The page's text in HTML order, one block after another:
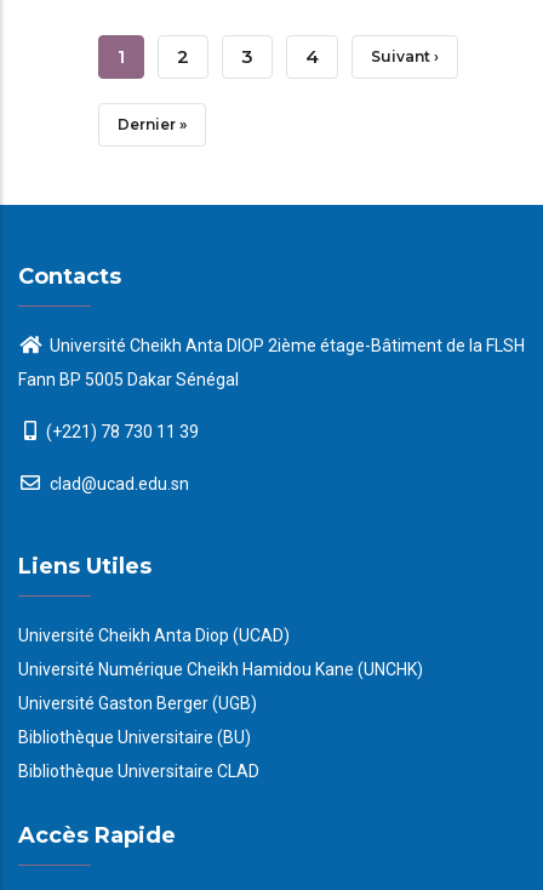
Pagination
Page
Courante
1 Page
2 Page
3 Page
4 Page
Suivant ›
Dernière
Dernier »
Contacts
Université Cheikh Anta DIOP 2ième étage-Bâtiment de la FLSH
Fann BP 5005 Dakar Sénégal
(+221) 78 730 11 39
clad@ucad.edu.sn
Liens Utiles
Université Cheikh Anta Diop (UCAD)
Université Numérique Cheikh Hamidou Kane (UNCHK)
Université Gaston Berger (UGB)
Bibliothèque Universitaire (BU)
Bibliothèque Universitaire CLAD
Accès Rapide